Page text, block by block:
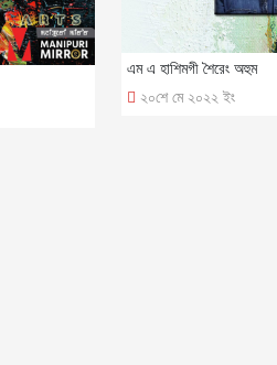
এম এ হাশিমগী শৈরেং অহুম
২০শে মে ২০২২ ইং